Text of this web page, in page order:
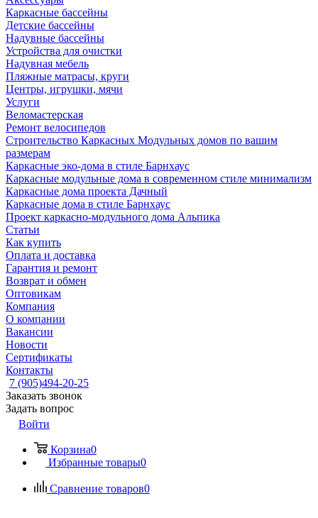
Каркасные бассейны
Детские бассейны
Надувные бассейны
Устройства для очистки
Надувная мебель
Пляжные матрасы, круги
Центры, игрушки, мячи
Услуги
Веломастерская
Ремонт велосипедов
Строительство Каркасных Модульных домов по вашим
размерам
Каркасные эко-дома в стиле Барнхаус
Каркасные модульные дома в современном стиле минимализм
Каркасные дома проекта Дачный
Каркасные дома в стиле Барнхаус
Проект каркасно-модульного дома Альпика
Статьи
Как купить
Оплата и доставка
Гарантия и ремонт
Возврат и обмен
Оптовикам
Компания
О компании
Вакансии
Новости
Сертификаты
Контакты
7 (905)494-20-25
Заказать звонок
Задать вопрос
Войти
Корзина0
Избранные товары0
Сравнение товаров0